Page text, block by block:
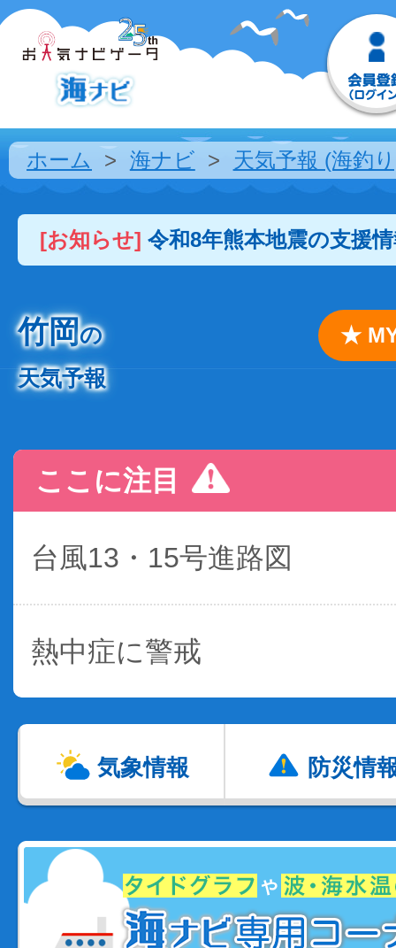
ホーム 海ナビ 天気予報 (海釣
[お知らせ] 令和8年熊本地震の支援
竹岡の
天気予報
★
ここに注目
台風13・15号進路図
熱中症に警戒
気象情報 防災情